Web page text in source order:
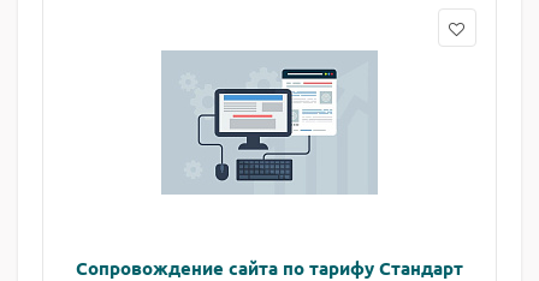
Сопровождение сайта по тарифу Стандарт